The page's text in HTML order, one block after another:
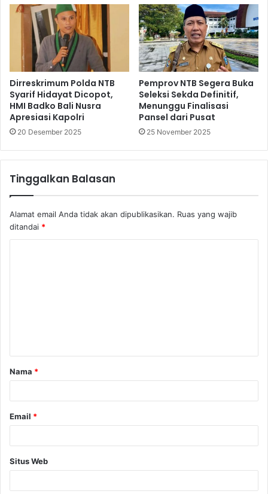
Dirreskrimum Polda NTB
Syarif Hidayat Dicopot,
HMI Badko Bali Nusra
Apresiasi Kapolri
20 Desember 2025
Pemprov NTB Segera Buka
Seleksi Sekda Definitif,
Menunggu Finalisasi
Pansel dari Pusat
25 November 2025
Tinggalkan Balasan
Alamat email Anda tidak akan dipublikasikan. Ruas yang wajib
ditandai *
a
r
Nama *
Email *
Situs Web